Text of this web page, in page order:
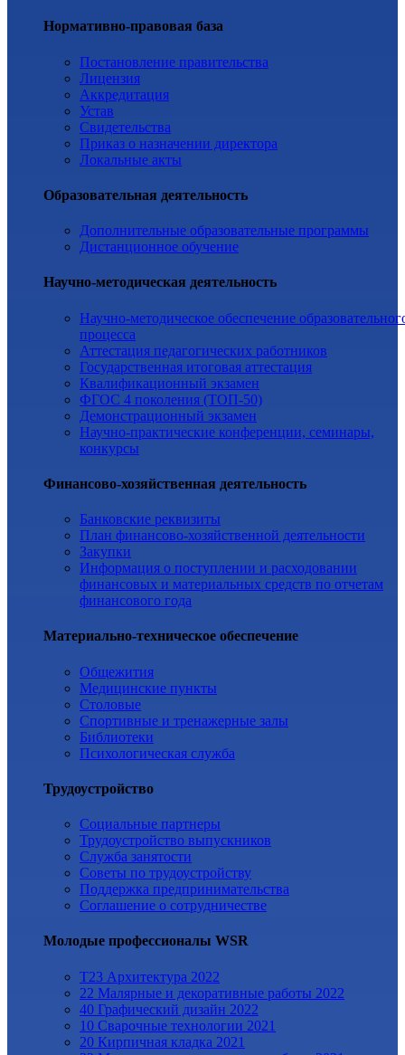
Нормативно-правовая база
Постановление правительства
Лицензия
Аккредитация
Устав
Свидетельства
Приказ о назначении директора
Локальные акты
Образовательная деятельность
Дополнительные образовательные программы
Дистанционное обучение
Научно-методическая деятельность
Научно-методическое обеспечение
процесса
Аттестация педагогических работников
Государственная итоговая аттестация
Квалификационный экзамен
ФГОС 4 поколения (ТОП-50)
Демонстрационный экзамен
Научно-практические конференции, семинары,
конкурсы
Финансово-хозяйственная деятельность
Банковские реквизиты
План финансово-хозяйственной деятельности
Закупки
Информация о поступлении и расходовании
финансовых и материальных средств по отчетам
финансового года
Материально-техническое обеспечение
Общежития
Медицинские пункты
Столовые
Спортивные и тренажерные залы
Библиотеки
Психологическая служба
Трудоустройство
Cоциальные партнеры
Трудоустройство выпускников
Служба занятости
Советы по трудоустройству
Поддержка предпринимательства
Cоглашение о сотрудничестве
Молодые профессионалы WSR
T23 Архитектура 2022
22 Малярные и декоративные работы 2022
40 Графический дизайн 2022
10 Сварочные технологии 2021
20 Кирпичная кладка 2021